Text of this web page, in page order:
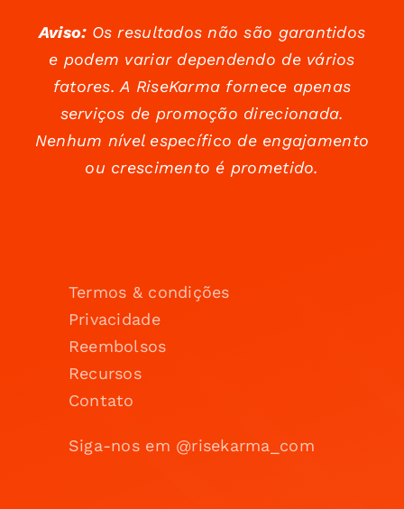
Aviso:Os resultados não são garantidos
e podem variar dependendo de vários
fatores. A RiseKarma fornece apenas
serviços de promoção direcionada.
Nenhum nível específico de engajamento
ou crescimento é prometido.
Termos & condições
Privacidade
Reembolsos
Recursos
Contato
Siga-nos em @risekarma_com